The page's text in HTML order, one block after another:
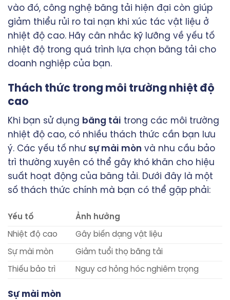
vào đó, công nghệ băng tải hiện đại còn giúp
giảm thiểu rủi ro tai nạn khi xúc tác vật liệu ở
nhiệt độ cao. Hãy cân nhắc kỹ lưỡng về yếu tố
nhiệt độ trong quá trình lựa chọn băng tải cho
doanh nghiệp của bạn.
Thách thức trong môi trường nhiệt độ
cao
Khi bạn sử dụng băng tải trong các môi trường
nhiệt độ cao, có nhiều thách thức cần bạn lưu
ý. Các yếu tố như sự mài mòn và nhu cầu bảo
trì thường xuyên có thể gây khó khăn cho hiệu
suất hoạt động của băng tải. Dưới đây là một
số thách thức chính mà bạn có thể gặp phải:
Yếu tố Ảnh hưởng
Nhiệt độ cao Gây biến dạng vật liệu
Sự mài mòn Giảm tuổi thọ băng tải
Thiếu bảo trì Nguy cơ hỏng hóc nghiêm trọng
Sự mài mòn